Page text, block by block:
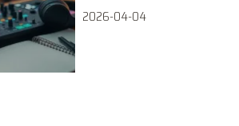
2026-04-04